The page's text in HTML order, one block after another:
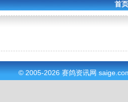
首
© 2005-2026 赛鸽资讯网